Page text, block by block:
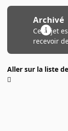
Archivé
Ce sujet
recevoir
Aller sur la liste